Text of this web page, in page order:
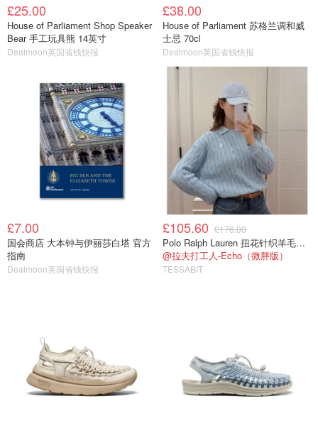
£25.00
House of Parliament Shop Speaker
Bear 手工玩具熊 14英寸
Dealmoon英国省钱快报
£38.00
House of Parliament 苏格兰调和威
士忌 70cl
Dealmoon英国省钱快报
£7.00
国会商店 大本钟与伊丽莎白塔 官方
指南
Dealmoon英国省钱快报
£105.60 £176.00
Polo Ralph Lauren 扭花针织羊毛卫衣
@拉夫打工人-Echo（微胖版）
TESSABIT